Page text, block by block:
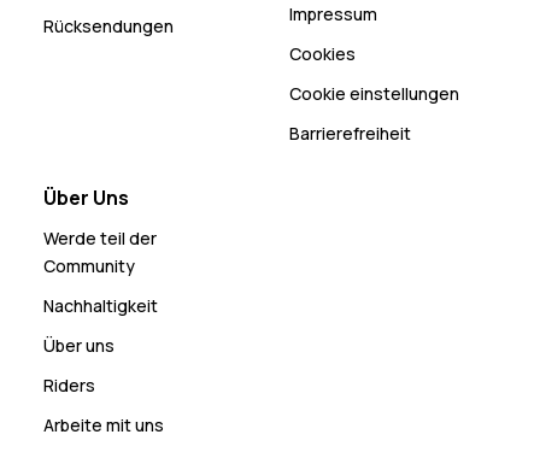
Rücksendungen
Impressum
Cookies
Cookie einstellungen
Barrierefreiheit
Über Uns
Werde teil der
Community
Nachhaltigkeit
Über uns
Riders
Arbeite mit uns